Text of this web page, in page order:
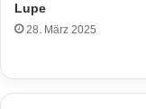
Lupe
28. März 2025